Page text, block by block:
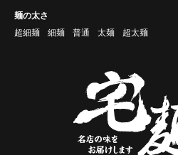
麺の太さ
超細麺
細麺 普通 太麺 超太麺